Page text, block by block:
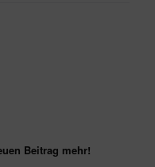
Beitrag mehr!